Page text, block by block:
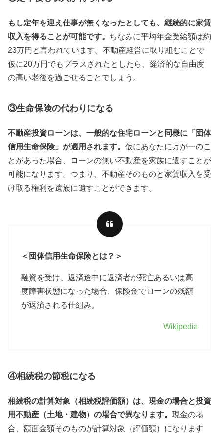
もし定年を迎え仕事が無くなったとしても、継続的に家賃
収入を得ることが可能です。 ちなみに平均年金受給額は約
23万円と言われています。不動産経営に取り組むことで
仮に20万円でもプラスされたとしたら、経済的な自由度
の高い老後を過ごせることでしょう。
③生命保険の代わりになる
不動産投資ローンは、一般的な住宅ローンと同様に「団体
信用生命保険」が適用されます。 仮にあなたに万が一のこ
とがあった場合、ローンの無い不動産を家族に遺すことが
可能になります。つまり、不動産そのものと家賃収入を受
け取る権利を遺族に遺すことができます。
＜団体信用生命保険とは？＞
融資を受け、返済途中に返済者が死亡あるいは高
度障害状態になった場合、保険金でローンの残額
が返済される仕組み。
Wikipedia
④相続税の節税になる
相続税の計算対象（相続税評価額）は、現金の場合と投資
用不動産（土地・建物）の場合で異なります。 現金の場
合、額面金額そのものが計算対象（評価額）になります